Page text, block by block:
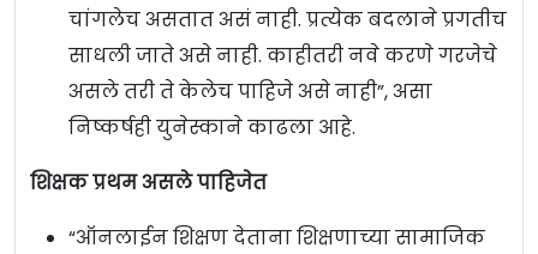
चांगलेच असतात असं नाही. प्रत्येक बदलाने प्रगतीच
साधली जाते असे नाही. काहीतरी नवे करणे गरजेचे
असले तरी ते केलेच पाहिजे असे नाही”, असा
निष्कर्षही युनेस्काने काढला आहे.
शिक्षक प्रथम असले पाहिजेत
“ऑनलाईन शिक्षण देताना शिक्षणाच्या सामाजिक